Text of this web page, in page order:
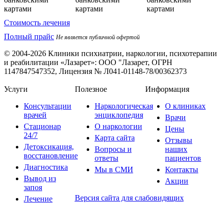
Стоимость лечения
Полный прайс Не является публичной офертой
© 2004-2026 Клиники психиатрии, наркологии, психотерапии
и реабилитации «Лазарет»: ООО "Лазарет, ОГРН
1147847547352, Лицензия № Л041-01148-78/00362373
Услуги
Консультации
врачей
Стационар
24/7
Детоксикация,
восстановление
Диагностика
Вывод из
запоя
Лечение
Полезное
Наркологическая
энциклопедия
О наркологии
Карта сайта
Вопросы и
ответы
Мы в СМИ
Информация
О клиниках
Врачи
Цены
Отзывы
наших
пациентов
Контакты
Акции
Версия сайта для слабовидящих